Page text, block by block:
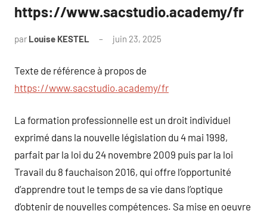
https://www.sacstudio.academy/fr
par Louise KESTEL juin 23, 2025
Texte de référence à propos de
https://www.sacstudio.academy/fr
La formation professionnelle est un droit individuel
exprimé dans la nouvelle législation du 4 mai 1998,
parfait par la loi du 24 novembre 2009 puis par la loi
Travail du 8 fauchaison 2016, qui offre l’opportunité
d’apprendre tout le temps de sa vie dans l’optique
d’obtenir de nouvelles compétences. Sa mise en oeuvre